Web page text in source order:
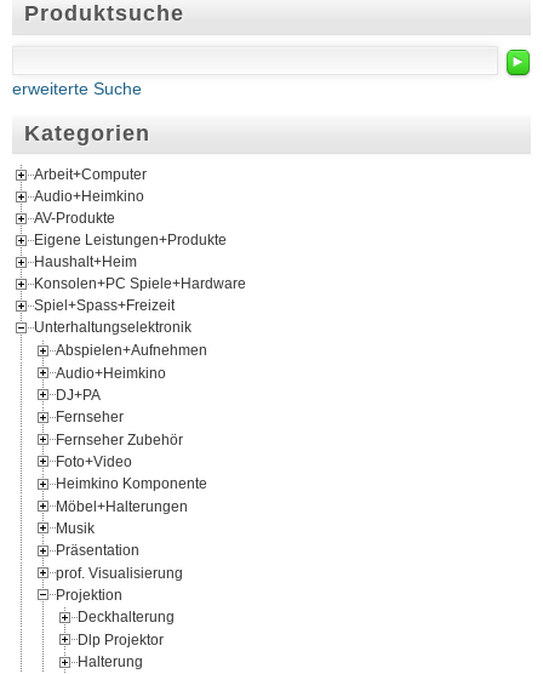
Produktsuche
►
erweiterte Suche
Kategorien
Arbeit+Computer
Audio+Heimkino
AV-Produkte
Eigene Leistungen+Produkte
Haushalt+Heim
Konsolen+PC Spiele+Hardware
Spiel+Spass+Freizeit
Unterhaltungselektronik
Abspielen+Aufnehmen
Audio+Heimkino
DJ+PA
Fernseher
Fernseher Zubehör
Foto+Video
Heimkino Komponente
Möbel+Halterungen
Musik
Präsentation
prof. Visualisierung
Projektion
Deckhalterung
Dlp Projektor
Halterung